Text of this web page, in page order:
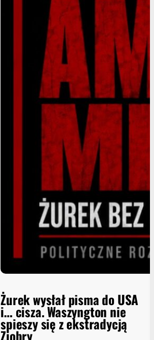
Żurek wysłał pisma do USA
i… cisza. Waszyngton nie
spieszy się z ekstradycją
Ziobry